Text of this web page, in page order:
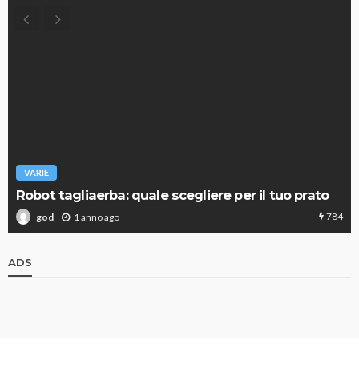
VARIE
Robot tagliaerba: quale scegliere per il tuo prato
god 1 anno ago 784
ADS